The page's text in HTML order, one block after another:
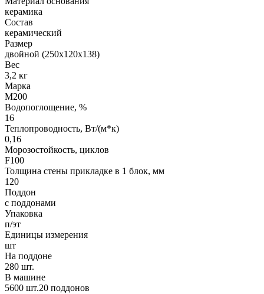
керамика
Состав
керамический
Размер
двойной (250х120х138)
Вес
3,2 кг
Марка
М200
Водопоглощение, %
16
Теплопроводность, Вт/(м*к)
0,16
Морозостойкость, циклов
F100
Толщина стены прикладке в 1 блок, мм
120
Поддон
с поддонами
Упаковка
п/эт
Единицы измерения
шт
На поддоне
280 шт.
В машине
5600 шт.20 поддонов